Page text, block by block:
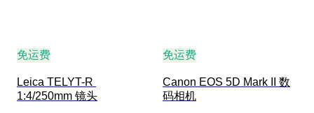
免运费
Leica TELYT-R
1:4/250mm 镜头
免运费
Canon EOS 5D Mark II 数
码相机